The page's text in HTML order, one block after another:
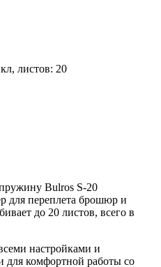
листов: 20
Bulros S-20
для переплета брошюр и
до 20 листов, всего в
настройками и
для комфортной работы со